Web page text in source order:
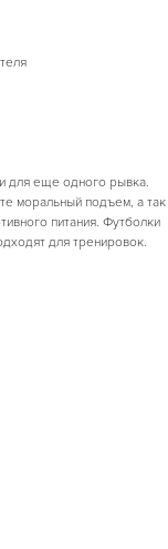
для еще одного рывка.
моральный подъем, а так
питания. Футболки
для тренировок.